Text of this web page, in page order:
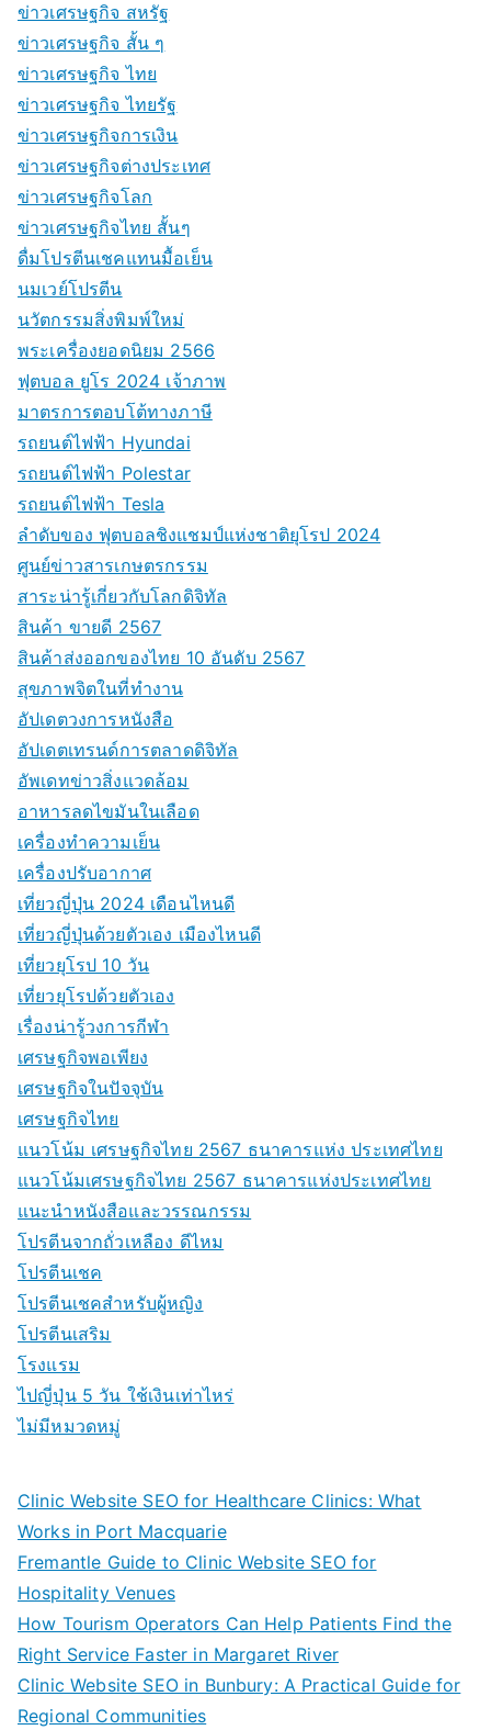
ข่าวเศรษฐกิจ สหรัฐ
ข่าวเศรษฐกิจ สั้น ๆ
ข่าวเศรษฐกิจ ไทย
ข่าวเศรษฐกิจ ไทยรัฐ
ข่าวเศรษฐกิจการเงิน
ข่าวเศรษฐกิจต่างประเทศ
ข่าวเศรษฐกิจโลก
ข่าวเศรษฐกิจไทย สั้นๆ
ดื่มโปรตีนเชคแทนมื้อเย็น
นมเวย์โปรตีน
นวัตกรรมสิ่งพิมพ์ใหม่
พระเครื่องยอดนิยม 2566
ฟุตบอล ยูโร 2024 เจ้าภาพ
มาตรการตอบโต้ทางภาษี
รถยนต์ไฟฟ้า Hyundai
รถยนต์ไฟฟ้า Polestar
รถยนต์ไฟฟ้า Tesla
ลำดับของ ฟุตบอลชิงแชมป์แห่งชาติยุโรป 2024
ศูนย์ข่าวสารเกษตรกรรม
สาระน่ารู้เกี่ยวกับโลกดิจิทัล
สินค้า ขายดี 2567
สินค้าส่งออกของไทย 10 อันดับ 2567
สุขภาพจิตในที่ทำงาน
อัปเดตวงการหนังสือ
อัปเดตเทรนด์การตลาดดิจิทัล
อัพเดทข่าวสิ่งแวดล้อม
อาหารลดไขมันในเลือด
เครื่องทำความเย็น
เครื่องปรับอากาศ
เที่ยวญี่ปุ่น 2024 เดือนไหนดี
เที่ยวญี่ปุ่นด้วยตัวเอง เมืองไหนดี
เที่ยวยุโรป 10 วัน
เที่ยวยุโรปด้วยตัวเอง
เรื่องน่ารู้วงการกีฬา
เศรษฐกิจพอเพียง
เศรษฐกิจในปัจจุบัน
เศรษฐกิจไทย
แนวโน้ม เศรษฐกิจไทย 2567 ธนาคารแห่ง ประเทศไทย
แนวโน้มเศรษฐกิจไทย 2567 ธนาคารแห่งประเทศไทย
แนะนำหนังสือและวรรณกรรม
โปรตีนจากถั่วเหลือง ดีไหม
โปรตีนเชค
โปรตีนเชคสำหรับผู้หญิง
โปรตีนเสริม
โรงแรม
ไปญี่ปุ่น 5 วัน ใช้เงินเท่าไหร่
ไม่มีหมวดหมู่
Clinic Website SEO for Healthcare Clinics: What
Works in Port Macquarie
Fremantle Guide to Clinic Website SEO for
Hospitality Venues
How Tourism Operators Can Help Patients Find the
Right Service Faster in Margaret River
Clinic Website SEO in Bunbury: A Practical Guide for
Regional Communities